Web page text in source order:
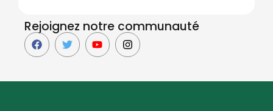
Rejoignez notre communauté